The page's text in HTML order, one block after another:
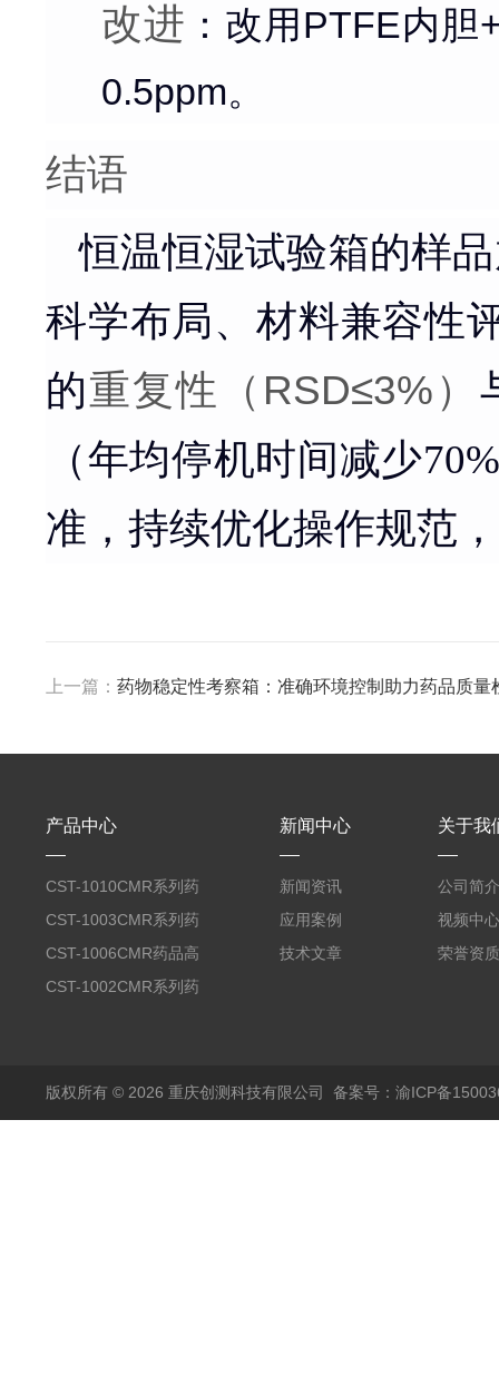
改进 ：改用PTFE内
0.5ppm。
结语
恒温恒湿试验箱的样
科学布局、材料兼容性
的重复性（RSD≤3%）
（年均停机时间减少
准，持续优化操作规范
上一篇： 药物稳定性考察箱：准确环境控制助力药品质量
产品中心
CST-1010CMR系列药
品高温试验箱
CST-1003CMR系列药
品高温试验箱
CST-1006CMR药品高
温试验箱
CST-1002CMR系列药
新闻中心
新闻资讯
应用案例
技术文章
关于我
公司简介
视频中心
荣誉资质
版权所有 © 2026 重庆创测科技有限公司 备案号：渝ICP备